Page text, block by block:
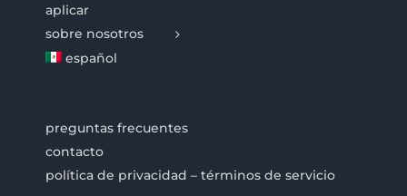
aplicar
sobre nosotros
español
preguntas frecuentes
contacto
política de privacidad – términos de servicio